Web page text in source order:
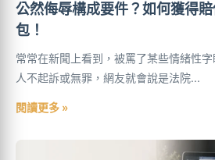
公然侮辱構成要件？如何獲得
包！
常常在新聞上看到，被罵了某些情緒性
人不起訴或無罪，網友就會說是法院...
閱讀更多 »